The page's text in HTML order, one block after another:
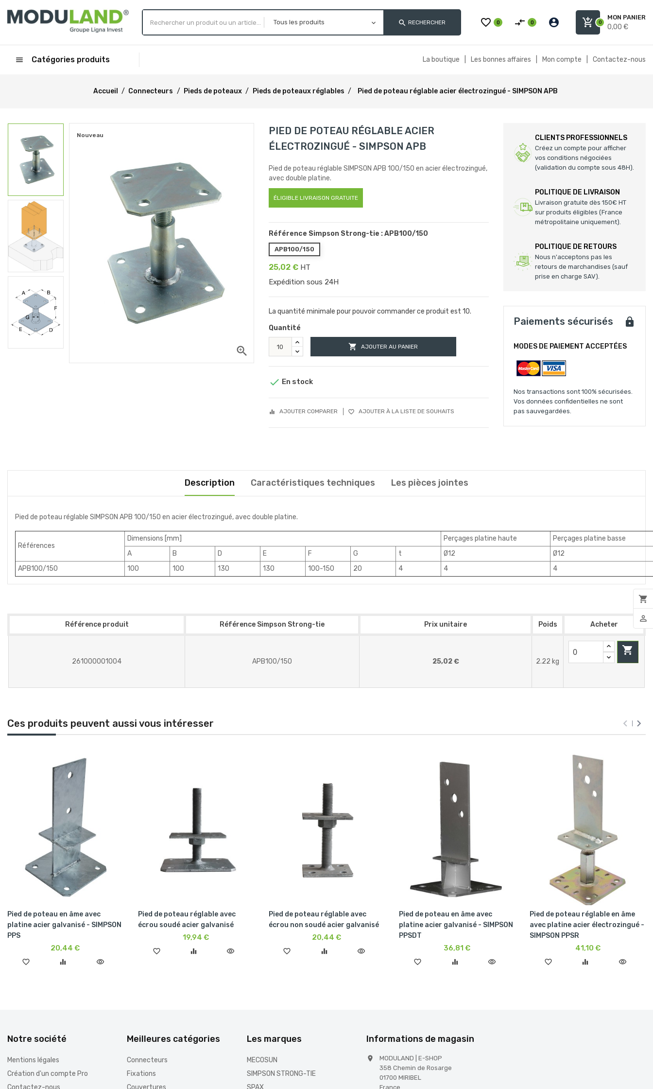
shopping_cart
person_outline
search RECHERCHER add_shopping_cart 0
MON PANIER
0,00 €
account_circle
compare_arrows 0
favorite_border 0
La boutique Les bonnes affaires Mon compte Contactez-nous
Catégories produits
menu
Accueil Connecteurs Pieds de poteaux Pieds de poteaux réglables Pied de poteau réglable acier électrozingué - SIMPSON APB
zoom_in
Nouveau
PIED DE POTEAU RÉGLABLE ACIER
ÉLECTROZINGUÉ - SIMPSON APB
Pied de poteau réglable SIMPSON APB 100/150 en acier électrozingué,
avec double platine.
ÉLIGIBLE LIVRAISON GRATUITE
Référence Simpson Strong-tie : APB100/150
APB100/150
25,02 €HT
Expédition sous 24H
La quantité minimale pour pouvoir commander ce produit est 10.
Quantité
 AJOUTER AU PANIER
 En stock
equalizer AJOUTER COMPARER favorite_border AJOUTER À LA LISTE DE SOUHAITS
CLIENTS PROFESSIONNELS
Créez un compte pour afficher
vos conditions négociées
(validation du compte sous 48H).
POLITIQUE DE LIVRAISON
Livraison gratuite dès 150€ HT
sur produits éligibles (France
métropolitaine uniquement).
POLITIQUE DE RETOURS
Nous n'acceptons pas les
retours de marchandises (sauf
prise en charge SAV).
Paiements sécurisés
MODES DE PAIEMENT ACCEPTÉES
Nos transactions sont 100% sécurisées.
Vos données confidentielles ne sont
pas sauvegardées.
Description Caractéristiques techniques Les pièces jointes
Pied de poteau réglable SIMPSON APB 100/150 en acier électrozingué, avec double platine.
Références
Dimensions [mm] Perçages platine haute
Perçages platine basse
A
B D E F G t Ø12
Ø12
APB100/150
100 100 130 130 100-150 20 4 4 4
Référence produit Référence Simpson Strong-tie Prix unitaire Poids Acheter
261000001004 APB100/150 25,02 € 2.22 kg

Ces produits peuvent aussi vous intéresser
Pied de poteau en âme avec
platine acier galvanisé - SIMPSON
PPS
20,44 €
favorite_border equalizer visibility
Pied de poteau réglable avec
écrou soudé acier galvanisé
19,94 €
favorite_border equalizer visibility
Pied de poteau réglable avec
écrou non soudé acier galvanisé
20,44 €
favorite_border equalizer visibility
Pied de poteau en âme avec
platine acier galvanisé - SIMPSON
PPSDT
36,81 €
favorite_border equalizer visibility
Pied de poteau réglable en âme
avec platine acier électrozingué -
SIMPSON PPSR
41,10 €
favorite_border equalizer visibility
 
Notre société
Mentions légales
Création d'un compte Pro
Contactez-nous
Meilleures catégories
Connecteurs
Fixations
Couvertures
Les marques
MECOSUN
SIMPSON STRONG-TIE
SPAX
Informations de magasin

MODULAND | E-SHOP
358 Chemin de Rosarge
01700 MIRIBEL
France